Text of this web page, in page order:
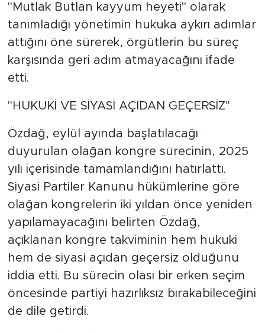
"Mutlak Butlan kayyum heyeti" olarak
tanımladığı yönetimin hukuka aykırı adımlar
attığını öne sürerek, örgütlerin bu süreç
karşısında geri adım atmayacağını ifade
etti.
"HUKUKİ VE SİYASİ AÇIDAN GEÇERSİZ"
Özdağ, eylül ayında başlatılacağı
duyurulan olağan kongre sürecinin, 2025
yılı içerisinde tamamlandığını hatırlattı.
Siyasi Partiler Kanunu hükümlerine göre
olağan kongrelerin iki yıldan önce yeniden
yapılamayacağını belirten Özdağ,
açıklanan kongre takviminin hem hukuki
hem de siyasi açıdan geçersiz olduğunu
iddia etti. Bu sürecin olası bir erken seçim
öncesinde partiyi hazırlıksız bırakabileceğini
de dile getirdi.